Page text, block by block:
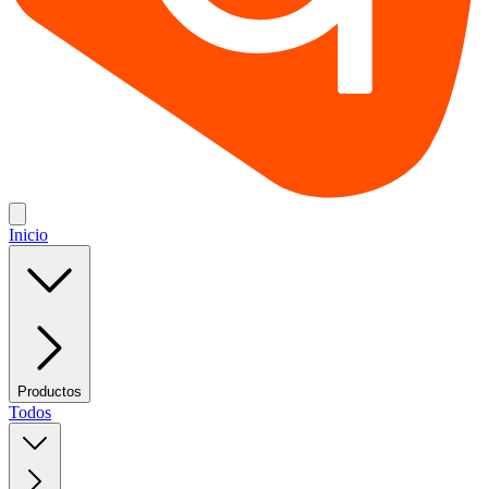
Inicio
Productos
Todos